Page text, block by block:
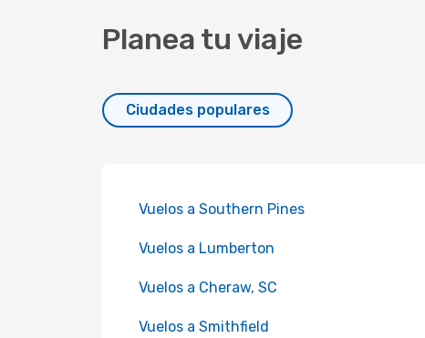
Planea tu viaje
Ciudades populares
Vuelos a Southern Pines
Vuelos a Lumberton
Vuelos a Cheraw, SC
Vuelos a Smithfield